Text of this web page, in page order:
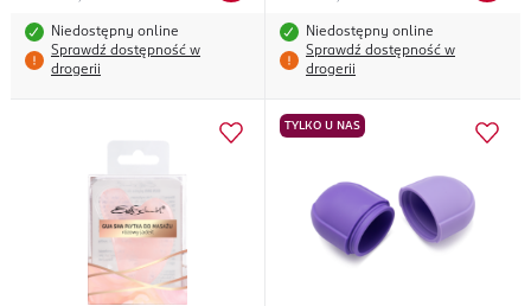
Niedostępny online
Sprawdź dostępność w
drogerii
Niedostępny online
Sprawdź dostępność w
drogerii
TYLKO U NAS